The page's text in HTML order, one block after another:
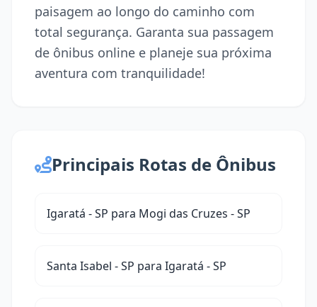
paisagem ao longo do caminho com
total segurança. Garanta sua passagem
de ônibus online e planeje sua próxima
aventura com tranquilidade!
Principais Rotas de Ônibus
Igaratá - SP para Mogi das Cruzes - SP
Santa Isabel - SP para Igaratá - SP